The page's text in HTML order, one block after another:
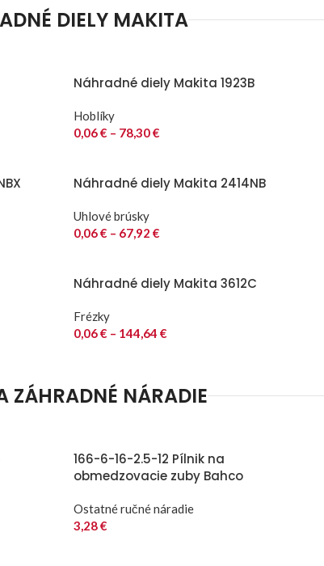
DIELY MAKITA
Náhradné diely Makita 1923B
Hoblíky
0,06€ – 78,30€
Náhradné diely Makita 2414NB
Uhlové brúsky
0,06€ – 67,92 €
Náhradné diely Makita 3612C
Frézky
0,06€ – 144,64 €
ZÁHRADNÉ NÁRADIE
166-6-16-2.5-12 Pílnik na
obmedzovacie zuby Bahco
Ostatné ručné náradie
3,28€